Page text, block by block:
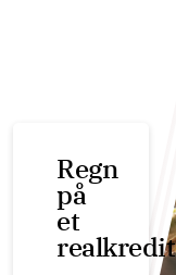
Regn
på
et